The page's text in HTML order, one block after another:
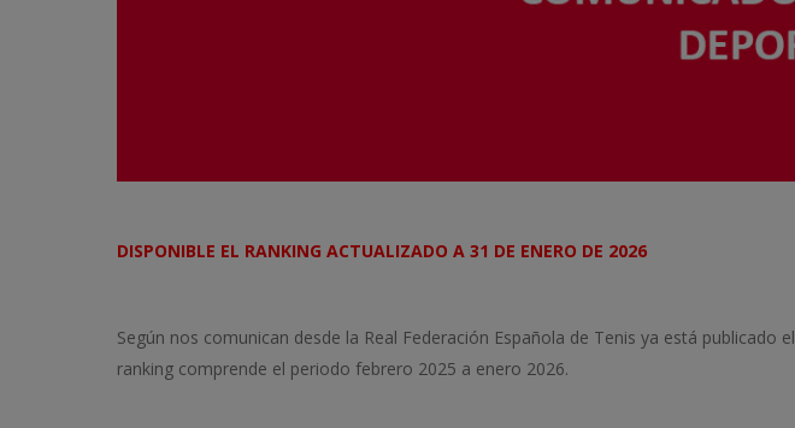
DISPONIBLE EL RANKING ACTUALIZADO A 31 DE ENERO DE 2026
Según nos comunican desde la Real Federación Española de Tenis ya está publicado el
ranking comprende el periodo febrero 2025 a enero 2026.